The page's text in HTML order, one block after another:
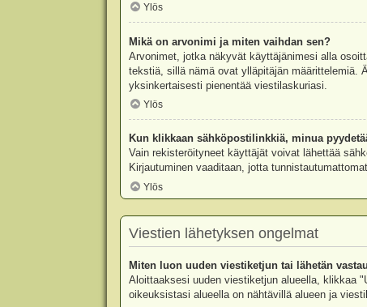
Ylös
Mikä on arvonimi ja miten vaihdan sen?
Arvonimet, jotka näkyvät käyttäjänimesi alla
tekstiä, sillä nämä ovat ylläpitäjän määrittelemiä.
yksinkertaisesti pienentää viestilaskuriasi.
Ylös
Kun klikkaan sähköpostilinkkiä, minua
Vain rekisteröityneet käyttäjät voivat lähettää
Kirjautuminen vaaditaan, jotta
Ylös
Viestien lähetyksen ongelmat
Miten luon uuden viestiketjun tai lähetän
Aloittaaksesi uuden viestiketjun alueella, klikkaa
oikeuksistasi alueella on nähtävillä alueen ja